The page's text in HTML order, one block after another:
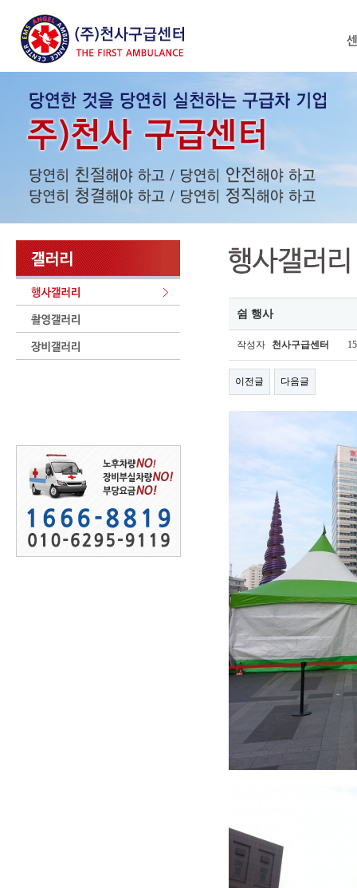
쉼 행사
작성자 천사구급센터
이전글 다음글